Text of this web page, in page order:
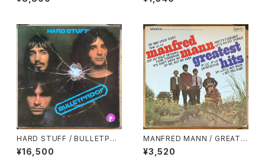
VER GOLD (LIVE)
HARD STUFF / BULLETPRO
OF
¥16,500
MANFRED MANN / GREATE
ST HITS
¥3,520